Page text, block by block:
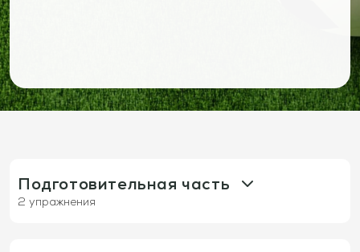
Подготовительная часть
2 упражнения